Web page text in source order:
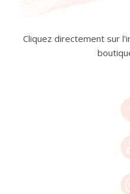
Cliquez directement sur